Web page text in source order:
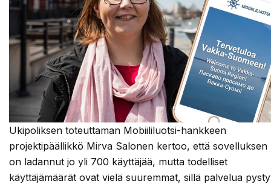
Ukipoliksen toteuttaman Mobiililuotsi-hankkeen
projektipäällikkö Mirva Salonen kertoo, että sovelluksen
on ladannut jo yli 700 käyttäjää, mutta todelliset
käyttäjämäärät ovat vielä suuremmat, sillä palvelua